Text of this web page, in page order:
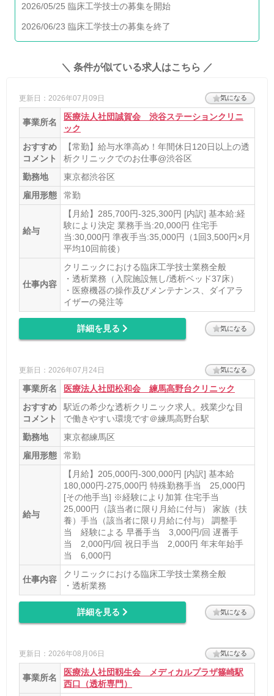
2026/05/25 臨床工学技士の募集を開始
2026/06/23 臨床工学技士の募集を終了
＼ 条件が似ている求人はこちら ／
更新日：2026年07月09日 気になる
事業所名
医療法人社団誠賀会 渋谷ステーションクリニ
ック
おすすめ
コメント
【常勤】給与水準高め！年間休日120日以上の透
析クリニックでのお仕事@渋谷区
勤務地
東京都渋谷区
雇用形態
常勤
給与
【月給】285,700円-325,300円 [内訳] 基本給:経
験により決定 業務手当:20,000円 住宅手
当:30,000円 準夜手当:35,000円（1回3,500円×月
平均10回前後）
仕事内容
クリニックにおける臨床工学技士業務全般
・透析業務（入院施設無し/透析ベッド37床）
・医療機器の操作及びメンテナンス、ダイアラ
イザーの発注等
詳細を見る 気になる
更新日：2026年07月24日 気になる
事業所名
医療法人社団松和会 練馬高野台クリニック
おすすめ
コメント
駅近の希少な透析クリニック求人。残業少な目
で働きやすい環境です＠練馬高野台駅
勤務地
東京都練馬区
雇用形態
常勤
給与
【月給】205,000円-300,000円 [内訳] 基本給
180,000円-275,000円 特殊勤務手当 25,000円
[その他手当] ※経験により加算 住宅手当
25,000円（該当者に限り月給に付与） 家族（扶
養）手当（該当者に限り月給に付与） 調整手
当 経験による 早番手当 3,000円/回 遅番手
当 2,000円/回 祝日手当 2,000円 年末年始手
当 6,000円
仕事内容
クリニックにおける臨床工学技士業務全般
・透析業務
詳細を見る 気になる
更新日：2026年08月06日 気になる
事業所名
医療法人社団靱生会 メディカルプラザ篠崎駅
西口（透析専門）